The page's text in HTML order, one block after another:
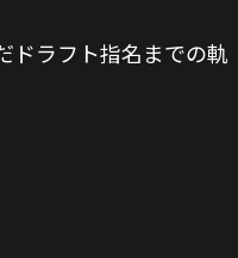
ドラフト指名までの軌